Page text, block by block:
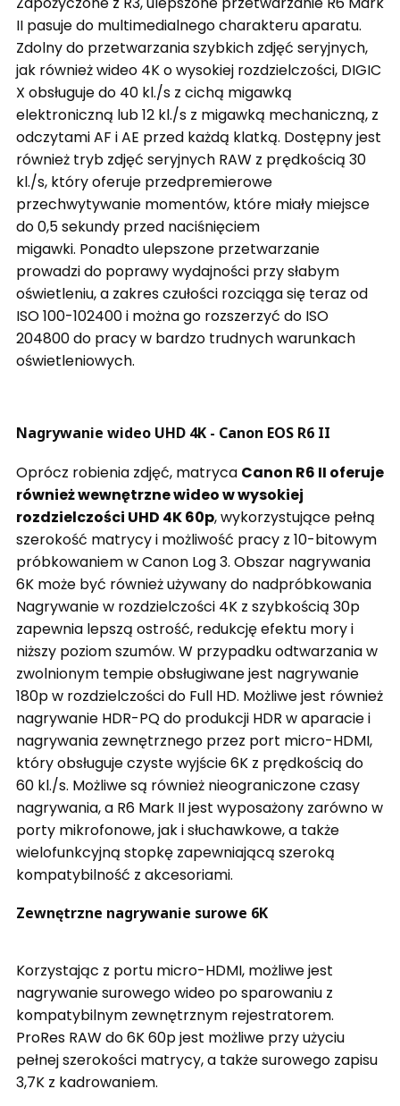
II pasuje do multimedialnego charakteru aparatu.
Zdolny do przetwarzania szybkich zdjęć seryjnych,
jak również wideo 4K o wysokiej rozdzielczości, DIGIC
X obsługuje do 40 kl./s z cichą migawką
elektroniczną lub 12 kl./s z migawką mechaniczną, z
odczytami AF i AE przed każdą klatką. Dostępny jest
również tryb zdjęć seryjnych RAW z prędkością 30
kl./s, który oferuje przedpremierowe
przechwytywanie momentów, które miały miejsce
do 0,5 sekundy przed naciśnięciem
migawki. Ponadto ulepszone przetwarzanie
prowadzi do poprawy wydajności przy słabym
oświetleniu, a zakres czułości rozciąga się teraz od
ISO 100-102400 i można go rozszerzyć do ISO
204800 do pracy w bardzo trudnych warunkach
oświetleniowych.
Nagrywanie wideo UHD 4K - Canon EOS R6 II
Oprócz robienia zdjęć, matryca Canon R6 II oferuje
również wewnętrzne wideo w wysokiej
rozdzielczości UHD 4K 60p, wykorzystujące pełną
szerokość matrycy i możliwość pracy z 10-bitowym
próbkowaniem w Canon Log 3. Obszar nagrywania
6K może być również używany do nadpróbkowania
Nagrywanie w rozdzielczości 4K z szybkością 30p
zapewnia lepszą ostrość, redukcję efektu mory i
niższy poziom szumów. W przypadku odtwarzania w
zwolnionym tempie obsługiwane jest nagrywanie
180p w rozdzielczości do Full HD. Możliwe jest również
nagrywanie HDR-PQ do produkcji HDR w aparacie i
nagrywania zewnętrznego przez port micro-HDMI,
który obsługuje czyste wyjście 6K z prędkością do
60 kl./s. Możliwe są również nieograniczone czasy
nagrywania, a R6 Mark II jest wyposażony zarówno w
porty mikrofonowe, jak i słuchawkowe, a także
wielofunkcyjną stopkę zapewniającą szeroką
kompatybilność z akcesoriami.
Zewnętrzne nagrywanie surowe 6K
Korzystając z portu micro-HDMI, możliwe jest
nagrywanie surowego wideo po sparowaniu z
kompatybilnym zewnętrznym rejestratorem.
ProRes RAW do 6K 60p jest możliwe przy użyciu
pełnej szerokości matrycy, a także surowego zapisu
3,7K z kadrowaniem.